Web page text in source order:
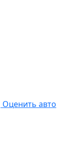
Оценить авто